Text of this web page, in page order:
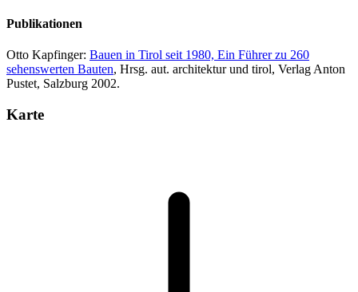
Publikationen
Otto Kapfinger: Bauen in Tirol seit 1980, Ein Führer zu 260
sehenswerten Bauten, Hrsg. aut. architektur und tirol, Verlag Anton
Pustet, Salzburg 2002.
Karte